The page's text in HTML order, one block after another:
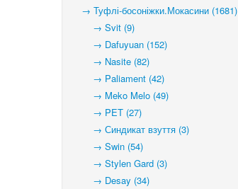
→ Туфлі-босоніжки.Мокасини (1681)
→ Svit (9)
→ Dafuyuan (152)
→ Nasite (82)
→ Paliament (42)
→ Meko Melo (49)
→ PET (27)
→ Синдикат взуття (3)
→ Swin (54)
→ Stylen Gard (3)
→ Desay (34)